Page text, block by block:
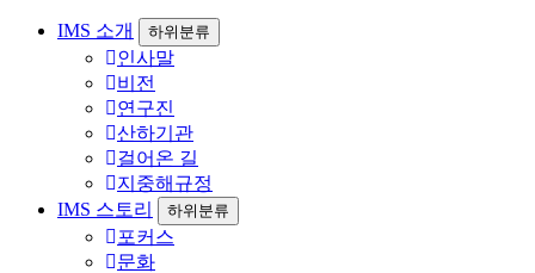
IMS 소개 하위분류
인사말
비전
연구진
산하기관
걸어온 길
지중해규정
IMS 스토리
하위분류
포커스
문화